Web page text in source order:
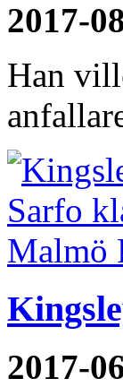
2017-
Han
2017-